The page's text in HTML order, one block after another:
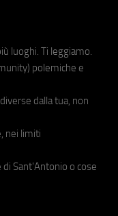
luoghi. Ti leggiamo.
polemiche e
dalla tua, non
nei limiti
Sant'Antonio o cose